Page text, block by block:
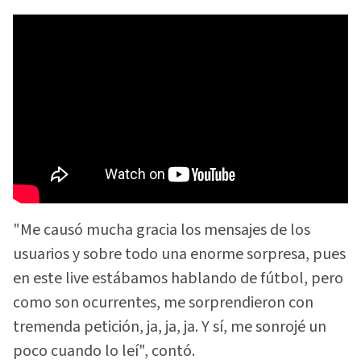
"Me causó mucha gracia los mensajes de los
usuarios y sobre todo una enorme sorpresa, pues
en este live estábamos hablando de fútbol, pero
como son ocurrentes, me sorprendieron con
tremenda petición, ja, ja, ja. Y sí, me sonrojé un
poco cuando lo leí", contó.